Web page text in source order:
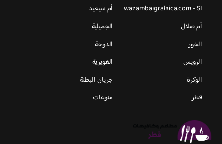
wazambaigralnica.com - SI
أم سيعيد
أم صلال
الجميلية
الخور
الدوحة
الرويس
الغويرية
الوكرة
جريان البطنة
قطر
منوعات